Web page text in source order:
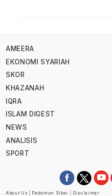
AMEERA
EKONOMI SYARIAH
SKOR
KHAZANAH
IQRA
ISLAM DIGEST
NEWS
ANALISIS
SPORT
About Us Pedoman Siber Disclaimer